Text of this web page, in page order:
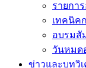
รายกา
เทคนิค
อบรมสั
วันหมด
ข่าวและบทวิ